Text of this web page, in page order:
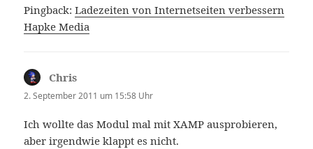
Pingback:Ladezeiten von Internetseiten verbessern
Hapke Media
Chris
2. September 2011 um 15:58 Uhr
Ich wollte das Modul mal mit XAMP ausprobieren,
aber irgendwie klappt es nicht.